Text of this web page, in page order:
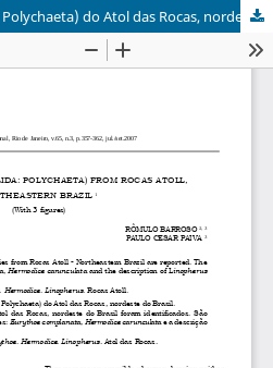
Amphinomidae (Annelida: Polychaeta) do Atol das Rocas, nordeste do Brasil